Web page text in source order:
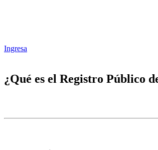
Ingresa
¿Qué es el Registro Público